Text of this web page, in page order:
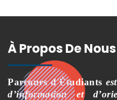
À Propos De Nous
Parcours d'Étudiants
d’information et